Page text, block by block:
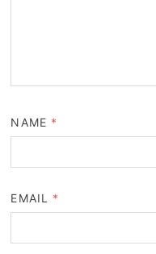
NAME *
EMAIL *